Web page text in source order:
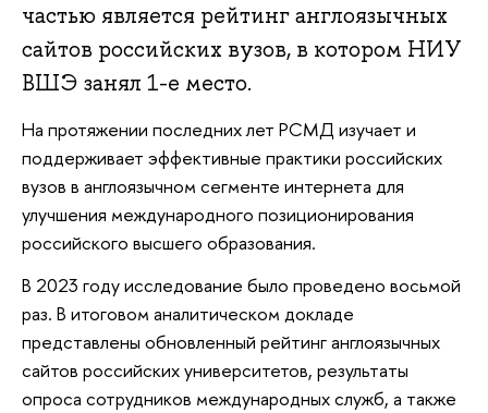
частью является рейтинг англоязычных
сайтов российских вузов, в котором НИУ
ВШЭ занял 1-е место.
На протяжении последних лет РСМД изучает и
поддерживает эффективные практики российских
вузов в англоязычном сегменте интернета для
улучшения международного позиционирования
российского высшего образования.
В 2023 году исследование было проведено восьмой
раз. В итоговом аналитическом докладе
представлены обновленный рейтинг англоязычных
сайтов российских университетов, результаты
опроса сотрудников международных служб, а также